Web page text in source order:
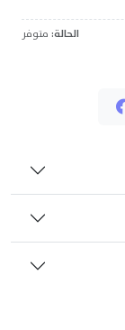
الحالة: متوفر